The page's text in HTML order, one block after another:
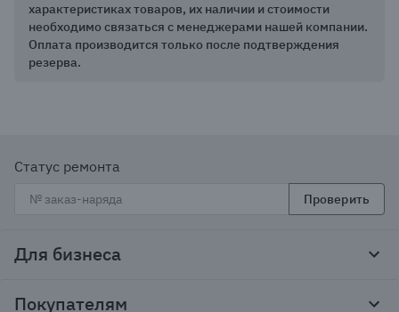
характеристиках товаров, их наличии и стоимости
необходимо связаться с менеджерами нашей компании.
Оплата производится только после подтверждения
резерва.
Статус ремонта
Проверить
Для бизнеса
Тендеры и гос закупки
Покупателям